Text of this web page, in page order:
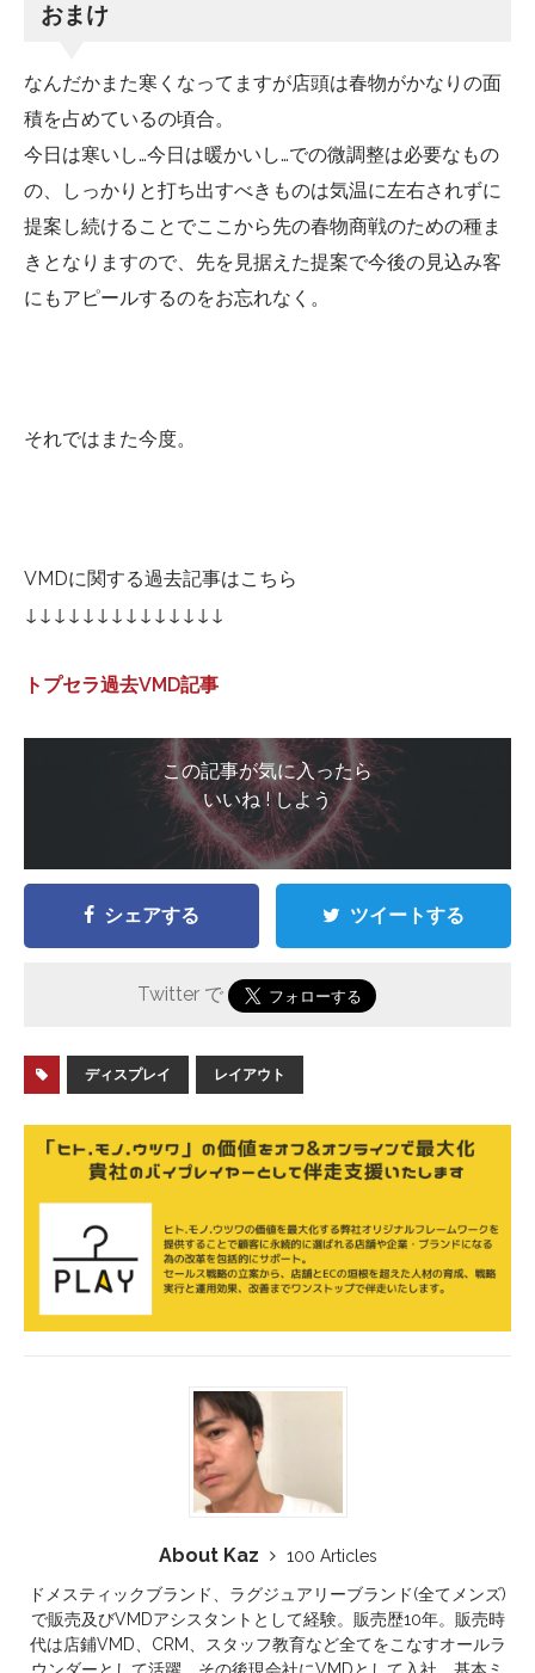
おまけ
なんだかまた寒くなってますが店頭は春物がかなりの面
積を占めているの頃合。
今日は寒いし…今日は暖かいし…での微調整は必要なもの
の、しっかりと打ち出すべきものは気温に左右されずに
提案し続けることでここから先の春物商戦のための種ま
きとなりますので、先を見据えた提案で今後の見込み客
にもアピールするのをお忘れなく。
それではまた今度。
VMDに関する過去記事はこちら
↓↓↓↓↓↓↓↓↓↓↓↓↓↓
トプセラ過去VMD記事
この記事が気に入ったら
いいね ! しよう
シェアする ツイートする
Twitter で
ディスプレイ レイアウト
About Kaz
100 Articles
ドメスティックブランド、ラグジュアリーブランド(全てメンズ)
で販売及びVMDアシスタントとして経験。販売歴10年。販売時
代は店鋪VMD、CRM、スタッフ教育など全てをこなすオールラ
ウンダーとして活躍。その後現会社にVMDとして入社。基本ミ